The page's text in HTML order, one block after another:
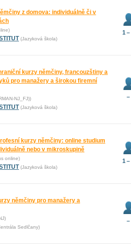
z domova: individuálně či v
(Jazyková škola)
1
kurzy němčiny, francouzštiny a
pro manažery a širokou firemní
NJ_FJ))
(Jazyková škola)
–
kurzy němčiny: online studium
nebo v mikroskupině
online)
(Jazyková škola)
1
němčiny pro manažery a
Sedlčany)
–